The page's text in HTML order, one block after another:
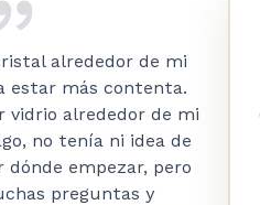
alrededor de mi
estar más contenta.
vidrio alrededor de mi
no tenía ni idea de
empezar, pero
preguntas y